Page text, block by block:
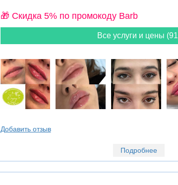
🎁 Cкидка 5% по промокоду Barb
Все услуги и цены
Добавить отзыв
Подробнее